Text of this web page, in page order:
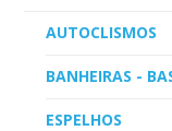
AUTOCLISMOS
BANHEIRAS -
ESPELHOS